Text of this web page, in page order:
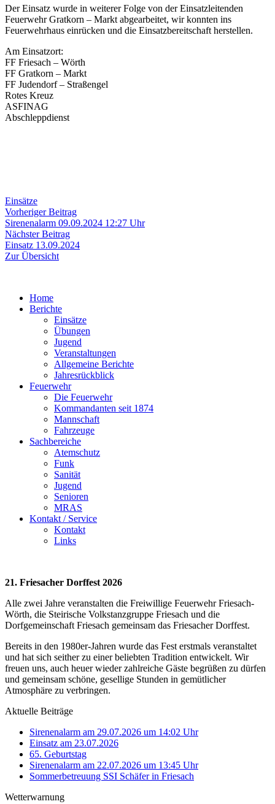
DerEinsatz wurde in weiterer Folge von der Einsatzleitenden
Feuerwehr Gratkorn – Markt abgearbeitet, wir konnten ins
Feuerwehrhaus einrücken und die Einsatzbereitschaft herstellen.
Am Einsatzort:
FF Friesach – Wörth
FF Gratkorn – Markt
FF Judendorf – Straßengel
Rotes Kreuz
ASFINAG
Abschleppdienst
Einsätze
Beitragsnavigation
Vorheriger BeitragVorheriger
Beitrag:
Sirenenalarm 09.09.2024 12:27 Uhr
Nächster BeitragNächster
Beitrag:
Einsatz 13.09.2024
Zur Übersicht
Home
Berichte
Einsätze
Übungen
Jugend
Veranstaltungen
Allgemeine Berichte
Jahresrückblick
Feuerwehr
Die Feuerwehr
Kommandanten seit 1874
Mannschaft
Fahrzeuge
Sachbereiche
Atemschutz
Funk
Sanität
Jugend
Senioren
MRAS
Kontakt / Service
Kontakt
Links
21. Friesacher Dorffest 2026
Alle zwei Jahre veranstalten die Freiwillige Feuerwehr Friesach-
Wörth, die Steirische Volkstanzgruppe Friesach und die
Dorfgemeinschaft Friesach gemeinsam das Friesacher Dorffest.
Bereits in den 1980er-Jahren wurde das Fest erstmals veranstaltet
und hat sich seither zu einer beliebten Tradition entwickelt. Wir
freuen uns, auch heuer wieder zahlreiche Gäste begrüßen zu dürfen
und gemeinsam schöne, gesellige Stunden in gemütlicher
Atmosphäre zu verbringen.
Aktuelle Beiträge
Sirenenalarm am 29.07.2026 um 14:02 Uhr
Einsatz am 23.07.2026
65. Geburtstag
Sirenenalarm am 22.07.2026 um 13:45 Uhr
Sommerbetreuung SSI Schäfer in Friesach
Wetterwarnung